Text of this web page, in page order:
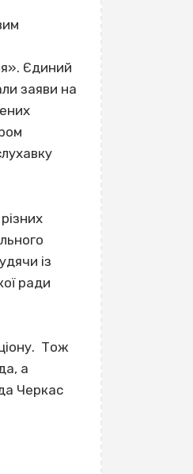
Єдиний
заяви на
із
ради
Тож
а
Черкас